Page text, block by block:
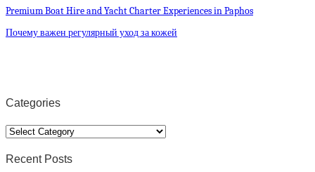
Premium Boat Hire and Yacht Charter Experiences in Paphos
Почему важен регулярный уход за кожей
Categories
Categories
Recent Posts